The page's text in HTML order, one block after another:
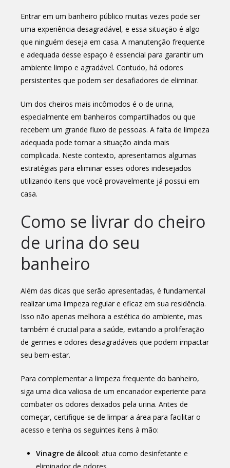
Entrar em um banheiro público muitas vezes pode ser
uma experiência desagradável, e essa situação é algo
que ninguém deseja em casa. A manutenção frequente
e adequada desse espaço é essencial para garantir um
ambiente limpo e agradável. Contudo, há odores
persistentes que podem ser desafiadores de eliminar.
Um dos cheiros mais incômodos é o de urina,
especialmente em banheiros compartilhados ou que
recebem um grande fluxo de pessoas. A falta de limpeza
adequada pode tornar a situação ainda mais
complicada. Neste contexto, apresentamos algumas
estratégias para eliminar esses odores indesejados
utilizando itens que você provavelmente já possui em
casa.
Como se livrar do cheiro
de urina do seu
banheiro
Além das dicas que serão apresentadas, é fundamental
realizar uma limpeza regular e eficaz em sua residência.
Isso não apenas melhora a estética do ambiente, mas
também é crucial para a saúde, evitando a proliferação
de germes e odores desagradáveis que podem impactar
seu bem-estar.
Para complementar a limpeza frequente do banheiro,
siga uma dica valiosa de um encanador experiente para
combater os odores deixados pela urina. Antes de
começar, certifique-se de limpar a área para facilitar o
acesso e tenha os seguintes itens à mão:
Vinagre de álcool: atua como desinfetante e